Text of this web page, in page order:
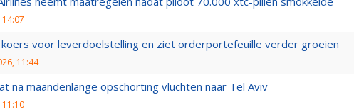
voor leverdoelstelling en ziet orderportefeuille verder groeien
11:44
na maandenlange opschorting vluchten naar Tel Aviv
11:10